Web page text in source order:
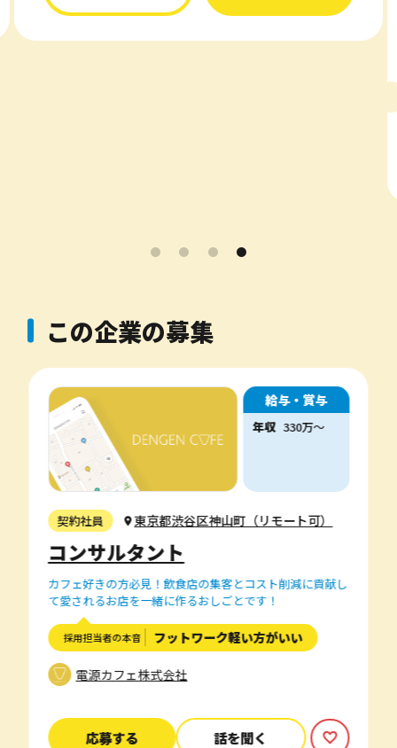
この企業の募集
給与・賞与
年収 330万〜
契約社員 東京都渋谷区神山町（リモート可）
コンサルタント
カフェ好きの方必見！飲食店の集客とコスト削減に貢献し
て愛されるお店を一緒に作るおしごとです！
採用担当者の本音 フットワーク軽い方がいい
電源カフェ株式会社
応募する 話を聞く